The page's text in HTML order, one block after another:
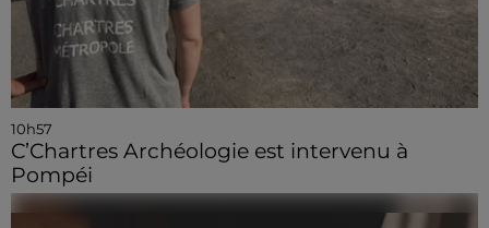
10h57
C’Chartres Archéologie est intervenu à
Pompéi